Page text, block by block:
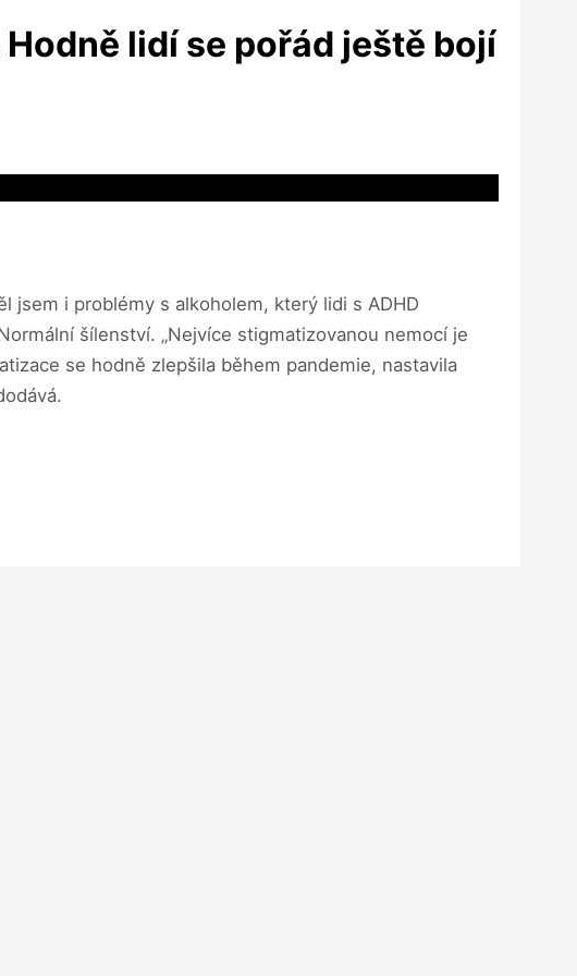
lidí se pořád ještě bojí
jsem i problémy s alkoholem, který lidi s ADHD
šílenství. „Nejvíce stigmatizovanou nemocí je
se hodně zlepšila během pandemie, nastavila